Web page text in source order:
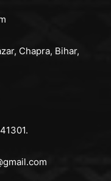
Chapra, Bihar,